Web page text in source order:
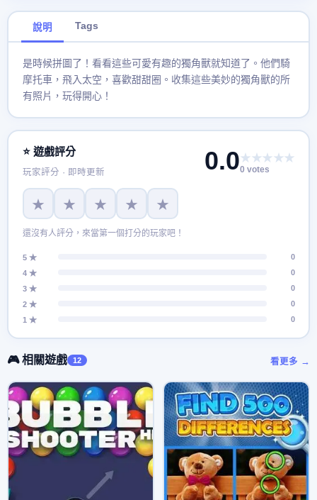
說明 Tags
是時候拼圖了！看看這些可愛有趣的獨角獸就知道了。他們騎
摩托車，飛入太空，喜歡甜甜圈。收集這些美妙的獨角獸的所
有照片，玩得開心！
⭐ 遊戲評分
玩家評分 · 即時更新 0.0★★★★★
0 votes
★ ★ ★ ★ ★
還沒有人評分，來當第一個打分的玩家吧！
5 ★
0
4 ★
0
3 ★
0
2 ★
0
1 ★
0
🎮 相關遊戲 12 看更多 →